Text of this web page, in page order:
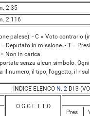
2.35
2.116
palese). - C = Voto contrario
Deputato in missione. - T =
Non in carica.
senza alcun simbolo.
il numero, il tipo, l'oggetto, il
INDICE ELENCO N. 2DI 3
O G G E T T O
Pres